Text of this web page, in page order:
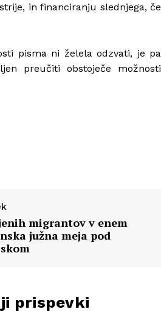
in financiranju slednjega, če
pisma ni želela odzvati, je pa
preučiti obstoječe možnosti
migrantov v enem
južna meja pod
prispevki